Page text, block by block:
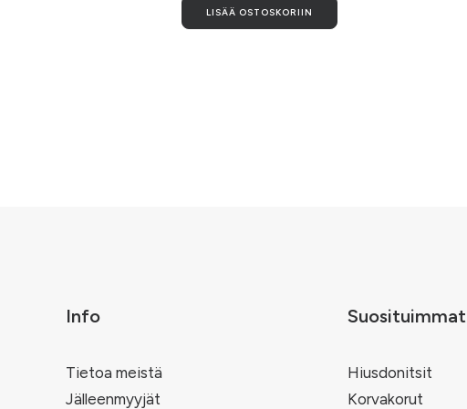
LISÄÄ OSTOSKORIIN
Info
Tietoa meistä
Jälleenmyyjät
Suosituimmat
Hiusdonitsit
Korvakorut